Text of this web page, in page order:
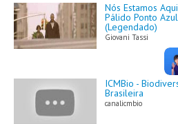
TWITTER
Nós Estamos
Pálido Ponto Azul
(Legendado)
Giovani Tassi
ICMBio -
Brasileira
canalicmbio